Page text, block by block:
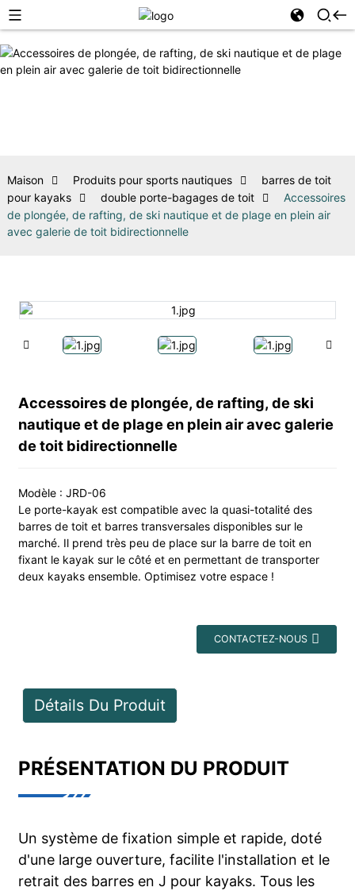
Maison Produits pour sports nautiques
barres de toit
pour kayaks
double porte-bagages de toit
Accessoires
de plongée, de rafting, de ski nautique et de plage en plein air
avec galerie de toit bidirectionnelle
Accessoires de plongée, de rafting, de ski
nautique et de plage en plein air avec galerie
de toit bidirectionnelle
Modèle : JRD-06
Le porte-kayak est compatible avec la quasi-totalité des
barres de toit et barres transversales disponibles sur le
marché. Il prend très peu de place sur la barre de toit en
fixant le kayak sur le côté et en permettant de transporter
deux kayaks ensemble. Optimisez votre espace !
CONTACTEZ-NOUS
Détails Du Produit
PRÉSENTATION DU PRODUIT
Un système de fixation simple et rapide, doté
d'une large ouverture, facilite l'installation et le
retrait des barres en J pour kayaks. Tous les